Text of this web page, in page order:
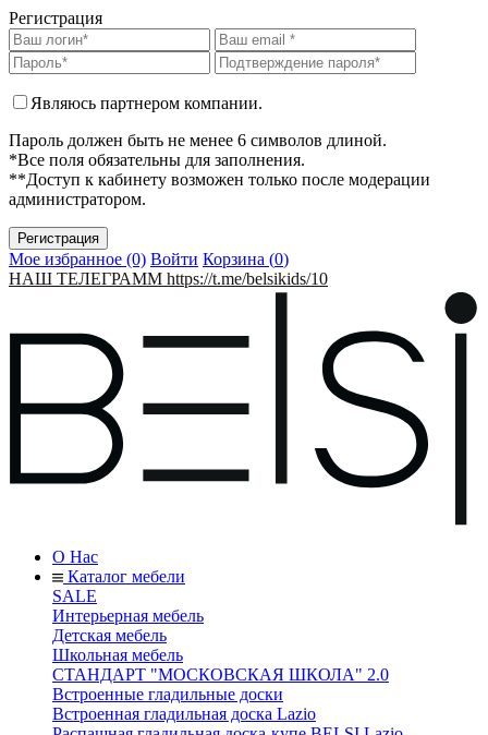
Регистрация
Являюсь партнером компании.
Пароль должен быть не менее 6 символов длиной.
*Все поля обязательны для заполнения.
**Доступ к кабинету возможен только после модерации
администратором.
Мое избранное (0) Войти Корзина (0)
НАШ ТЕЛЕГРАММ https://t.me/belsikids/10
О Нас
Каталог мебели
SALE
Интерьерная мебель
Детская мебель
Школьная мебель
СТАНДАРТ "МОСКОВСКАЯ ШКОЛА" 2.0
Встроенные гладильные доски
Встроенная гладильная доска Lazio